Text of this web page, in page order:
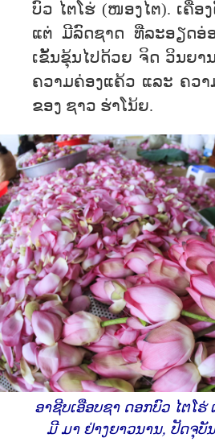
ບົວ ໄຕໂຮ່ (ໜອງໄຕ). ເຄື່ອ
ແຕ່ ມີລົດຊາດ ທີ່ລະອຽດອ່
ເຂັ້ນຂຸ້ນໄປດ້ວຍ ຈິດ ວິນຍາ
ຄວາມຄ່ອງແຄ້ວ ແລະ ຄວ
ຂອງ ຊາວ ຮ່າໂນ້ຍ.
ອາຊີບເອືອບຊາ ດອກບົວ ໄຕໂຮ່
ມີ ມາ ຢ່າງຍາວນານ, ປັດຈຸບັ